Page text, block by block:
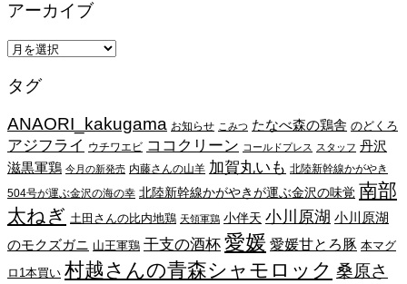
アーカイブ
ア
カ
ブ
タグ
ANAORI_kakugama お知らせ こみつ たなべ森の鶏舎 のどくろ
アジフライ ウチワエビ ココクリーン コールドプレス スタッフ 丹沢
滋黒軍鶏 今月の新発売 内藤さんの山羊 加賀丸いも 北陸新幹線かがやき
504号が運ぶ金沢の海の幸 北陸新幹線かがやきが運ぶ金沢の味覚 南部
太ねぎ 土田さんの比内地鶏 天領軍鶏 小伴天 小川原湖 小川原湖
のモクズガニ 山王軍鶏 干支の酒杯 愛媛 愛媛甘とろ豚 本マグ
ロ1本買い 村越さんの青森シャモロック 桑原さ